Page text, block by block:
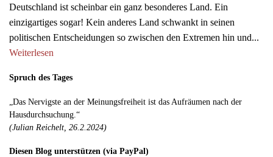
Deutschland ist scheinbar ein ganz besonderes Land. Ein
einzigartiges sogar! Kein anderes Land schwankt in seinen
politischen Entscheidungen so zwischen den Extremen hin und...
Weiterlesen
Spruch des Tages
„Das Nervigste an der Meinungsfreiheit ist das Aufräumen nach der
Hausdurchsuchung.“
(Julian Reichelt, 26.2.2024)
Diesen Blog unterstützen (via PayPal)